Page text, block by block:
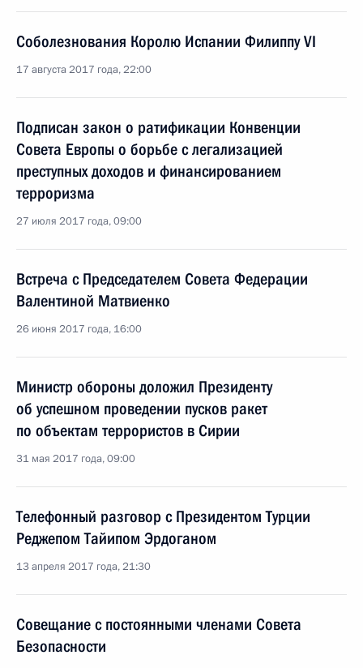
Соболезнования Королю Испании Филиппу VI
17 августа 2017 года, 22:00
Подписан закон о ратификации Конвенции
Совета Европы о борьбе с легализацией
преступных доходов и финансированием
терроризма
27 июля 2017 года, 09:00
Встреча с Председателем Совета Федерации
Валентиной Матвиенко
26 июня 2017 года, 16:00
Министр обороны доложил Президенту
об успешном проведении пусков ракет
по объектам террористов в Сирии
31 мая 2017 года, 09:00
Телефонный разговор с Президентом Турции
Реджепом Тайипом Эрдоганом
13 апреля 2017 года, 21:30
Совещание с постоянными членами Совета
Безопасности